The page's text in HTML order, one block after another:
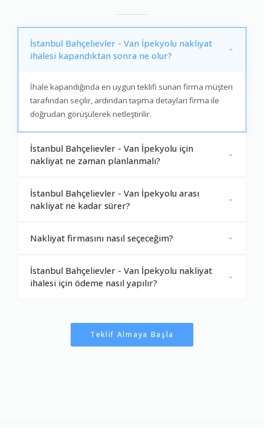
İstanbul Bahçelievler - Van İpekyolu nakliyat
ihalesi kapandıktan sonra ne olur?
İhale kapandığında en uygun teklifi sunan firma müşteri
tarafından seçilir, ardından taşıma detayları firma ile
doğrudan görüşülerek netleştirilir.
İstanbul Bahçelievler - Van İpekyolu için
nakliyat ne zaman planlanmalı?
İstanbul Bahçelievler - Van İpekyolu arası
nakliyat ne kadar sürer?
Nakliyat firmasını nasıl seçeceğim?
İstanbul Bahçelievler - Van İpekyolu nakliyat
ihalesi için ödeme nasıl yapılır?
Teklif Almaya Başla